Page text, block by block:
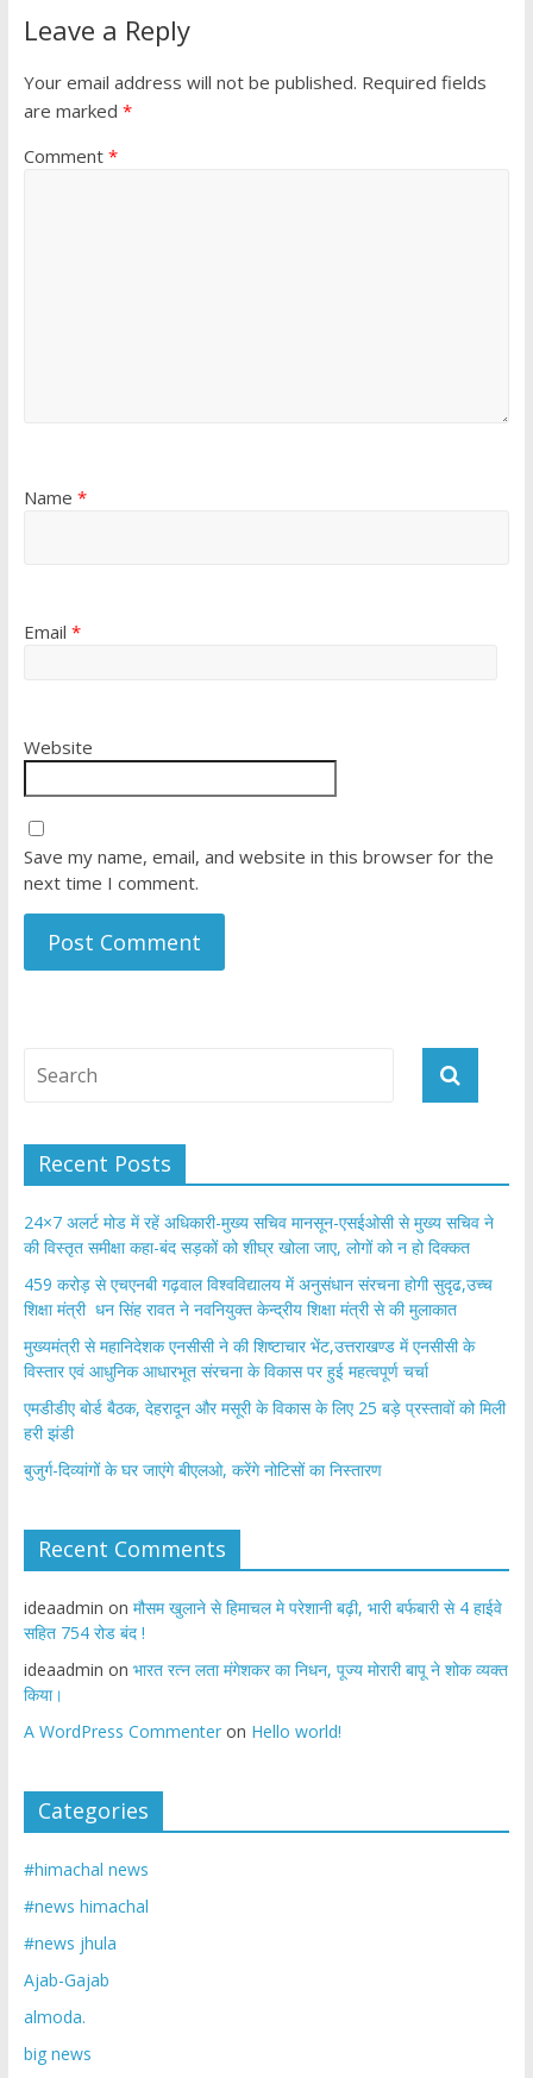
Leave a Reply
Your email address will not be published. Required fields
are marked *
Comment *
Name *
Email *
Website
Save my name, email, and website in this browser for the
next time I comment.
Recent Posts
24×7 अलर्ट मोड में रहें अधिकारी-मुख्य सचिव मानसून-एसईओसी से मुख्य सचिव ने
की विस्तृत समीक्षा कहा-बंद सड़कों को शीघ्र खोला जाए, लोगों को न हो दिक्कत
459 करोड़ से एचएनबी गढ़वाल विश्वविद्यालय में अनुसंधान संरचना होगी सुदृढ,उच्च
शिक्षा मंत्री धन सिंह रावत ने नवनियुक्त केन्द्रीय शिक्षा मंत्री से की मुलाकात
मुख्यमंत्री से महानिदेशक एनसीसी ने की शिष्टाचार भेंट,उत्तराखण्ड में एनसीसी के
विस्तार एवं आधुनिक आधारभूत संरचना के विकास पर हुई महत्वपूर्ण चर्चा
एमडीडीए बोर्ड बैठक, देहरादून और मसूरी के विकास के लिए 25 बड़े प्रस्तावों को मिली
हरी झंडी
बुजुर्ग-दिव्यांगों के घर जाएंगे बीएलओ, करेंगे नोटिसों का निस्तारण
Recent Comments
ideaadmin on मौसम खुलाने से हिमाचल मे परेशानी बढ़ी, भारी बर्फबारी से 4 हाईवे
सहित 754 रोड बंद !
ideaadmin on भारत रत्न लता मंगेशकर का निधन, पूज्य मोरारी बापू ने शोक व्यक्त
किया।
A WordPress Commenteron Hello world!
Categories
#himachal news
#news himachal
#news jhula
Ajab-Gajab
almoda.
big news